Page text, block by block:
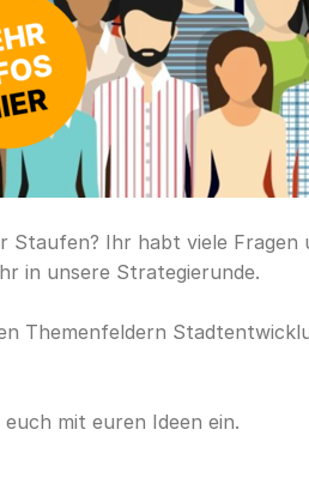
Staufen? Ihr habt viele
in unsere Strategierunde.
Themenfeldern
mit euren Ideen ein.